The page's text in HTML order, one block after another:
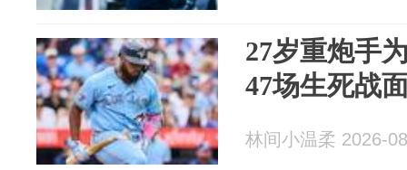
27岁重炮手
47场生死战
林间小温柔 2026-